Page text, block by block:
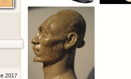
2017